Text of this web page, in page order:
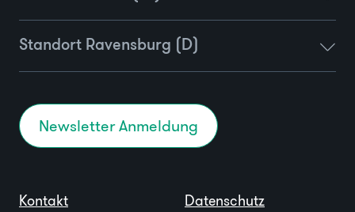
Standort Ravensburg (D)
Newsletter Anmeldung
Kontakt Datenschutz